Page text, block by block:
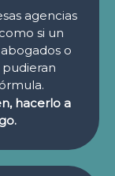
agencias
si un
o
hacerlo a